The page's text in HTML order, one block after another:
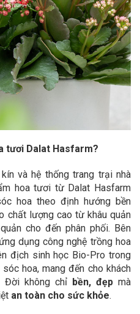
tươi Dalat Hasfarm?
và hệ thống trang trại nhà
hoa tươi từ Dalat Hasfarm
hoa theo định hướng bền
chất lượng cao từ khâu quản
cho đến phân phối. Bên
dụng công nghệ trồng hoa
địch sinh học Bio-Pro trong
hoa, mang đến cho khách
Đời không chỉ bền, đẹp mà
an toàn cho sức khỏe.